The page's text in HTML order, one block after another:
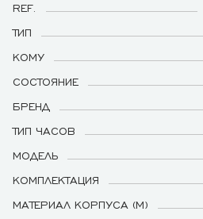
REF.
ТИП
КОМУ
СОСТОЯНИЕ
БРЕНД
ТИП ЧАСОВ
МОДЕЛЬ
КОМПЛЕКТАЦИЯ
МАТЕРИАЛ КОРПУСА (М)